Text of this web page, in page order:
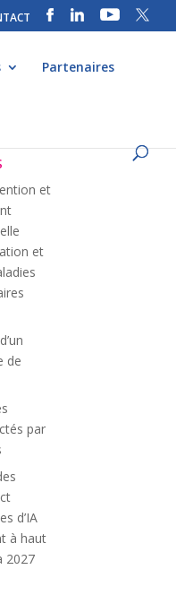
Partenaires
et
et
de
par
d’IA
à haut
2027